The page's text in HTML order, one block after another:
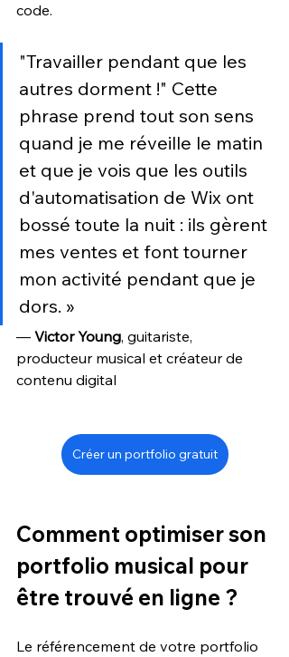
code.
"Travailler pendant que les
autres dorment !" Cette
phrase prend tout son sens
quand je me réveille le matin
et que je vois que les outils
d'automatisation de Wix ont
bossé toute la nuit : ils gèrent
mes ventes et font tourner
mon activité pendant que je
dors. »
— Victor Young, guitariste,
producteur musical et créateur de
contenu digital
Créer un portfolio gratuit
Comment optimiser son
portfolio musical pour
être trouvé en ligne ?
Le référencement de votre portfolio